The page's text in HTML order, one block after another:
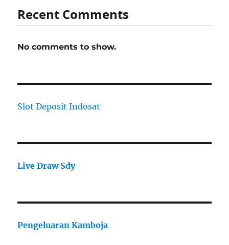
Recent Comments
No comments to show.
Slot Deposit Indosat
Live Draw Sdy
Pengeluaran Kamboja